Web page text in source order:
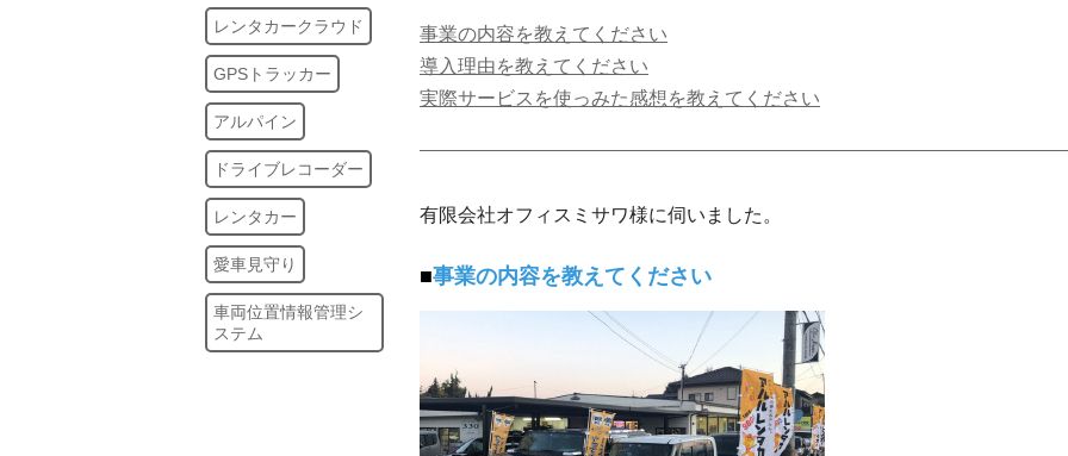
レンタカークラウド
GPSトラッカー
アルパイン
ドライブレコーダー
レンタカー
愛車見守り
車両位置情報管理シ
ステム
事業の内容を教えてください
導入理由を教えてください
実際サービスを使っみた感想を教えてください
有限会社オフィスミサワ様に伺いました。
事業の内容を教えてください